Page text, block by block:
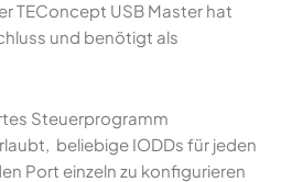
TEConcept USB Master hat
und benötigt als
Steuerprogramm
beliebige IODDs für jeden
Port einzeln zu konfigurieren